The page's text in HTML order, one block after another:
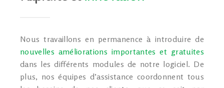
Nous travaillons en permanence à introduire de
nouvelles améliorations importantes et gratuites
dans les différents modules de notre logiciel. De
plus, nos équipes d’assistance coordonnent tous